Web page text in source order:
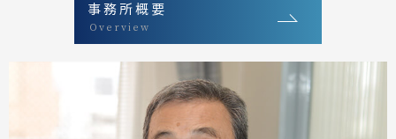
事務所概要
Overview